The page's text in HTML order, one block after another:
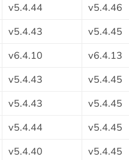
v5.4.44
v5.4.46
v5.4.43
v5.4.45
v6.4.10
v6.4.13
v5.4.43
v5.4.45
v5.4.43
v5.4.45
v5.4.44
v5.4.45
v5.4.40
v5.4.45